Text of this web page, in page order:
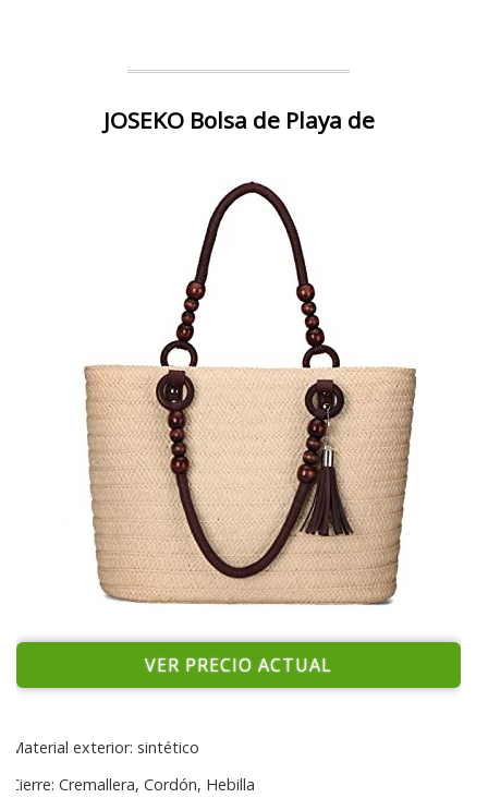
JOSEKO Bolsa de Playa de
VER PRECIO ACTUAL
Material exterior: sintético
Cierre: Cremallera, Cordón, Hebilla